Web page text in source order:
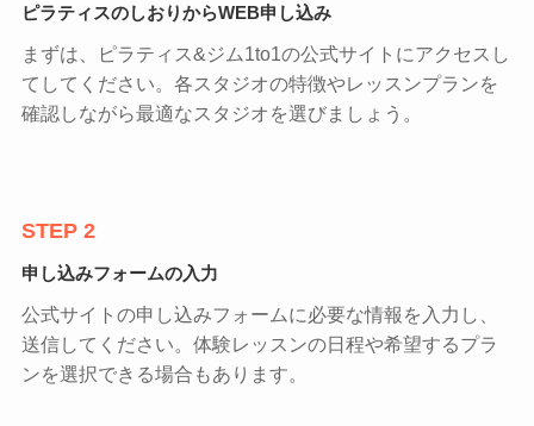
ピラティスのしおりからWEB申し込み
まずは、ピラティス&ジム1to1の公式サイトにアクセスし
てしてください。各スタジオの特徴やレッスンプランを
確認しながら最適なスタジオを選びましょう。
STEP 2
申し込みフォームの入力
公式サイトの申し込みフォームに必要な情報を入力し、
送信してください。体験レッスンの日程や希望するプラ
ンを選択できる場合もあります。